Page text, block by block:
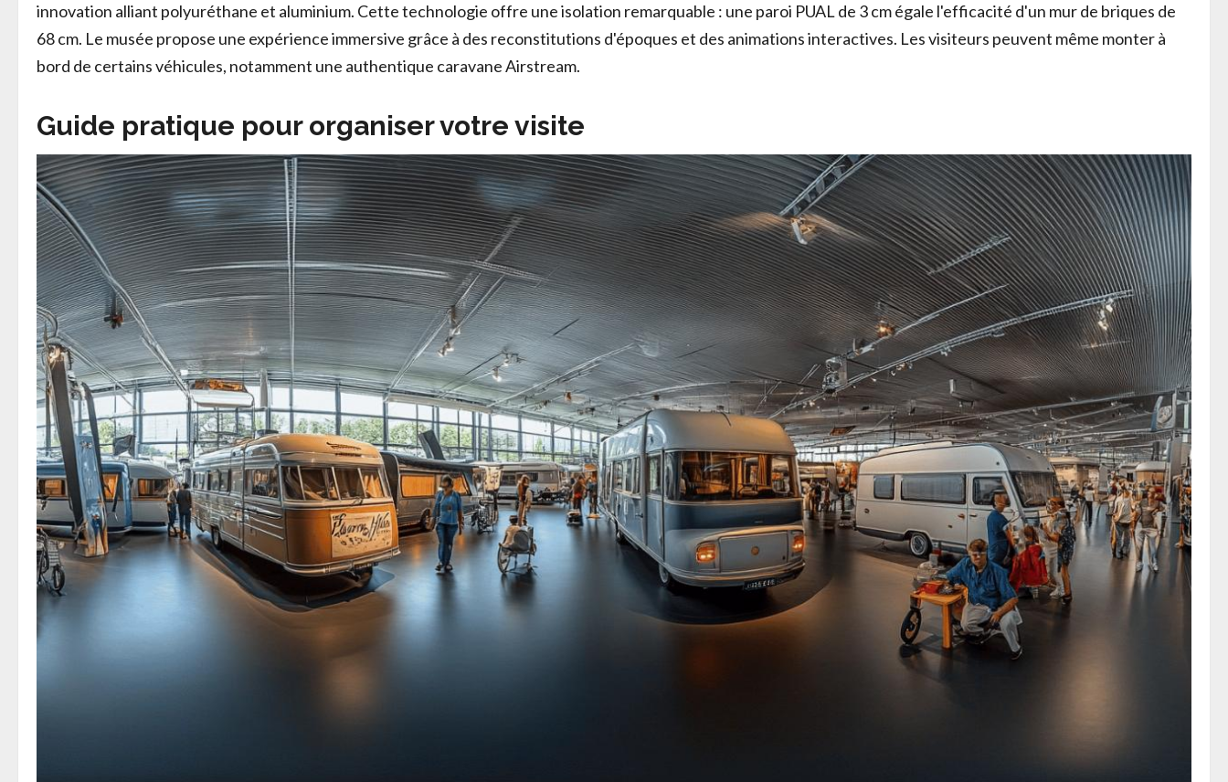
innovation alliant polyuréthane et aluminium. Cette technologie offre une isolation remarquable : une paroi PUAL de 3 cm égale l'efficacité d'un mur de briques de
68 cm. Le musée propose une expérience immersive grâce à des reconstitutions d'époques et des animations interactives. Les visiteurs peuvent même monter à
bord de certains véhicules, notamment une authentique caravane Airstream.
Guide pratique pour organiser votre visite